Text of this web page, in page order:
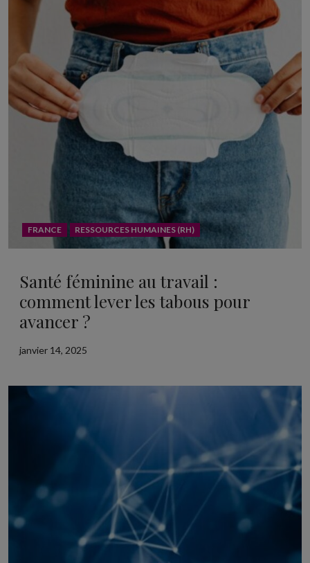
FRANCE RESSOURCES HUMAINES (RH)
Santé féminine au travail :
comment lever les tabous pour
avancer ?
janvier 14, 2025